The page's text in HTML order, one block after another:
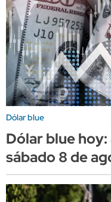
Dólar blue
Dólar blue
sábado 8 de